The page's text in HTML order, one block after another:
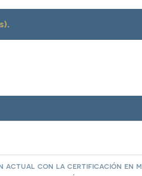
con la certificación en